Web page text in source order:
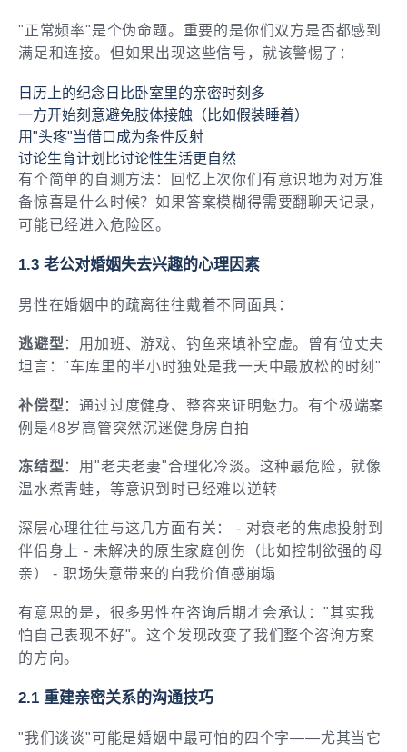
"正常频率"是个伪命题。重要的是你们双方是否都感到
满足和连接。但如果出现这些信号，就该警惕了：
日历上的纪念日比卧室里的亲密时刻多
一方开始刻意避免肢体接触（比如假装睡着）
用"头疼"当借口成为条件反射
讨论生育计划比讨论性生活更自然
有个简单的自测方法：回忆上次你们有意识地为对方准
备惊喜是什么时候？如果答案模糊得需要翻聊天记录，
可能已经进入危险区。
1.3 老公对婚姻失去兴趣的心理因素
男性在婚姻中的疏离往往戴着不同面具：
逃避型 ：用加班、游戏、钓鱼来填补空虚。曾有位丈夫
坦言："车库里的半小时独处是我一天中最放松的时刻"
补偿型 ：通过过度健身、整容来证明魅力。有个极端案
例是48岁高管突然沉迷健身房自拍
冻结型：用"老夫老妻"合理化冷淡。这种最危险，就像
温水煮青蛙，等意识到时已经难以逆转
深层心理往往与这几方面有关： - 对衰老的焦虑投射到
伴侣身上 - 未解决的原生家庭创伤（比如控制欲强的母
亲） - 职场失意带来的自我价值感崩塌
有意思的是，很多男性在咨询后期才会承认："其实我
怕自己表现不好"。这个发现改变了我们整个咨询方案
的方向。
2.1 重建亲密关系的沟通技巧
"我们谈谈"可能是婚姻中最可怕的四个字——尤其当它